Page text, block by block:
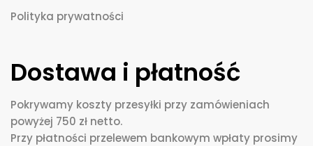
Polityka prywatności
Dostawa i płatność
Pokrywamy koszty przesyłki przy zamówieniach
powyżej 750 zł netto.
Przy płatności przelewem bankowym wpłaty prosimy